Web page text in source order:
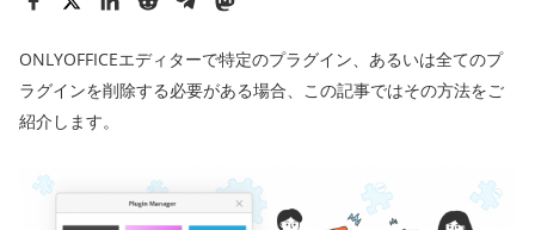
ONLYOFFICEエディターで特定のプラグイン、あるいは全てのプ
ラグインを削除する必要がある場合、この記事ではその方法をご
紹介します。